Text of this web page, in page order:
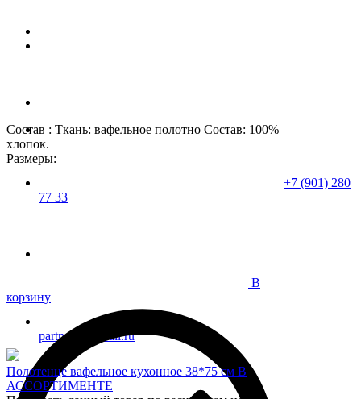
Состав : Ткань: вафельное полотно Состав: 100%
хлопок.
Размеры:
В
корзину
Полотенце вафельное кухонное 38*75 см В
АССОРТИМЕНТЕ
+7 (901) 280
77 33
partner37@mail.ru